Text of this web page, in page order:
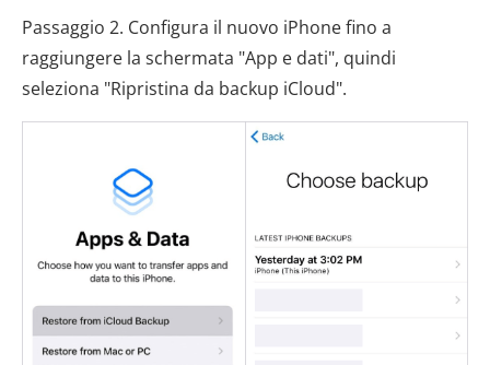
Passaggio 2. Configura il nuovo iPhone fino a
raggiungere la schermata "App e dati", quindi
seleziona "Ripristina da backup iCloud".